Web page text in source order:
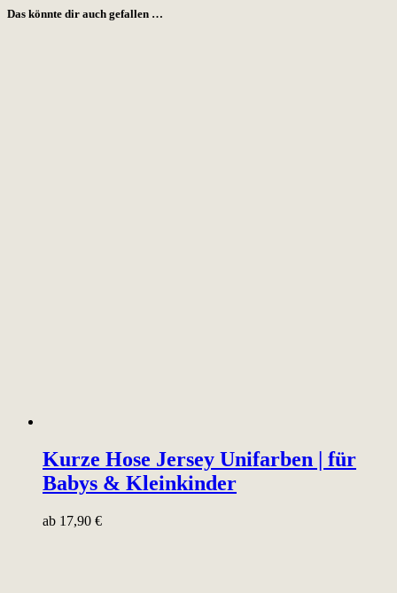
Das könnte dir auch gefallen …
Kurze Hose Jersey Unifarben | für
Babys & Kleinkinder
ab 17,90 €